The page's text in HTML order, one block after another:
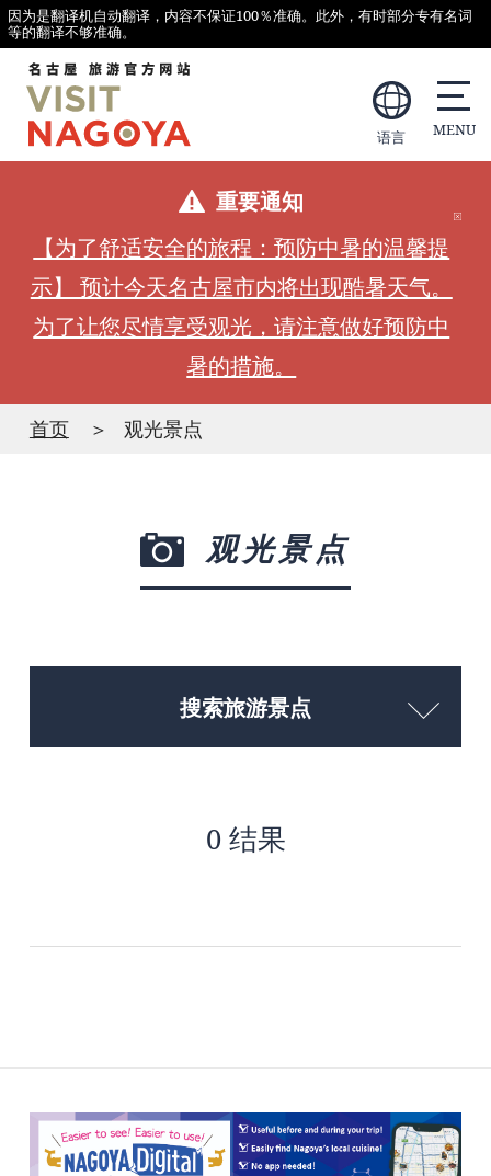
因为是翻译机自动翻译，内容不保证100％准确。此外，有时部分专有名词
等的翻译不够准确。
语言
重要通知
【为了舒适安全的旅程：预防中暑的温馨提
示】 预计今天名古屋市内将出现酷暑天气。
为了让您尽情享受观光，请注意做好预防中
暑的措施。
首页 观光景点
观光景点
搜索旅游景点
0 结果